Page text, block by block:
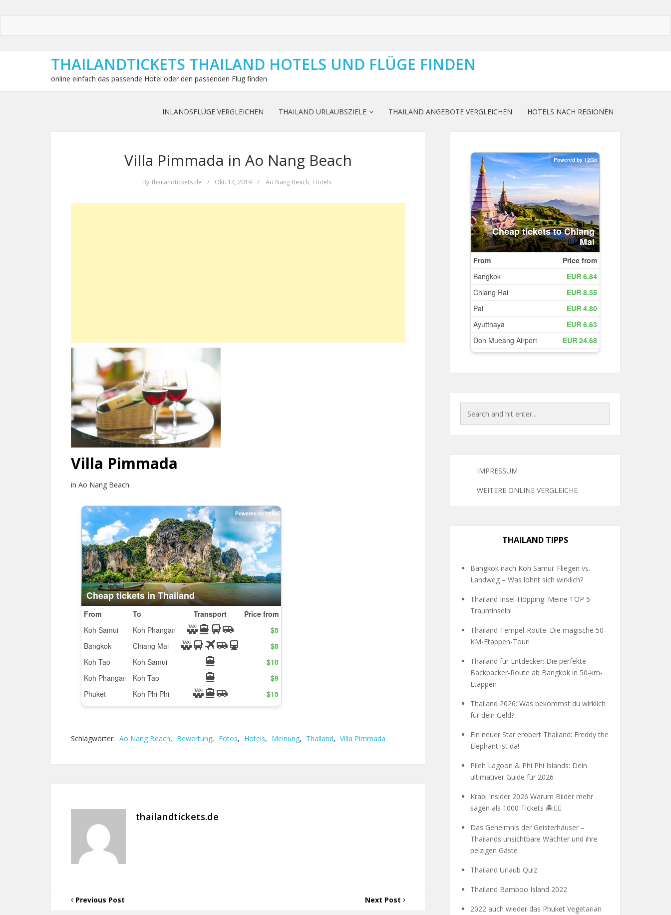
THAILANDTICKETS THAILAND HOTELS UND FLÜGE FINDEN
online einfach das passende Hotel oder den passenden Flug finden
INLANDSFLÜGE VERGLEICHEN THAILAND URLAUBSZIELE THAILAND ANGEBOTE VERGLEICHEN HOTELS NACH REGIONEN
Villa Pimmada in Ao Nang Beach
By thailandtickets.de / Okt. 14, 2019 / Ao Nang Beach, Hotels
Villa Pimmada
in Ao Nang Beach
Schlagwörter: Ao Nang Beach, Bewertung, Fotos, Hotels, Meinung, Thailand, Villa Pimmada
thailandtickets.de
Previous Post Next Post
IMPRESSUM
WEITERE ONLINE VERGLEICHE
THAILAND TIPPS
Bangkok nach Koh Samui: Fliegen vs.
Landweg – Was lohnt sich wirklich?
Thailand Insel-Hopping: Meine TOP 5
Trauminseln!
Thailand Tempel-Route: Die magische 50-
KM-Etappen-Tour!
Thailand für Entdecker: Die perfekte
Backpacker-Route ab Bangkok in 50-km-
Etappen
Thailand 2026: Was bekommst du wirklich
für dein Geld?
Ein neuer Star erobert Thailand: Freddy the
Elephant ist da!
Pileh Lagoon & Phi Phi Islands: Dein
ultimativer Guide für 2026
Krabi Insider 2026 Warum Bilder mehr
sagen als 1000 Tickets 🏝️🧗‍♂️
Das Geheimnis der Geisterhäuser –
Thailands unsichtbare Wächter und ihre
pelzigen Gäste
Thailand Urlaub Quiz
Thailand Bamboo Island 2022
2022 auch wieder das Phuket Vegetarian